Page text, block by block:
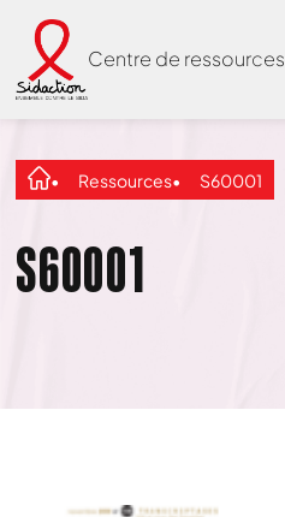
Centre de ressources
Ressources S60001
S60001